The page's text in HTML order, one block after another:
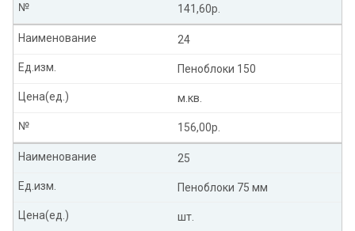
141,60р.
№
24
Наименование
Пеноблоки 150
Ед.изм.
м.кв.
Цена(ед.)
156,00р.
№
25
Наименование
Пеноблоки 75 мм
Ед.изм.
шт.
Цена(ед.)